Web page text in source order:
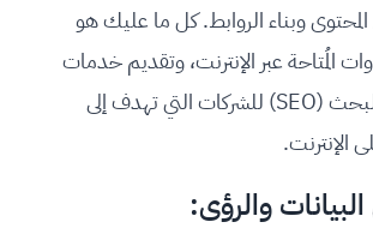
وبناء الروابط. كل ما عليك هو
المُتاحة عبر الإنترنت، وتقديم خدمات
تحسين محركات البحث (SEO) للشركات التي تهدف إلى
الإنترنت.
والرؤى: